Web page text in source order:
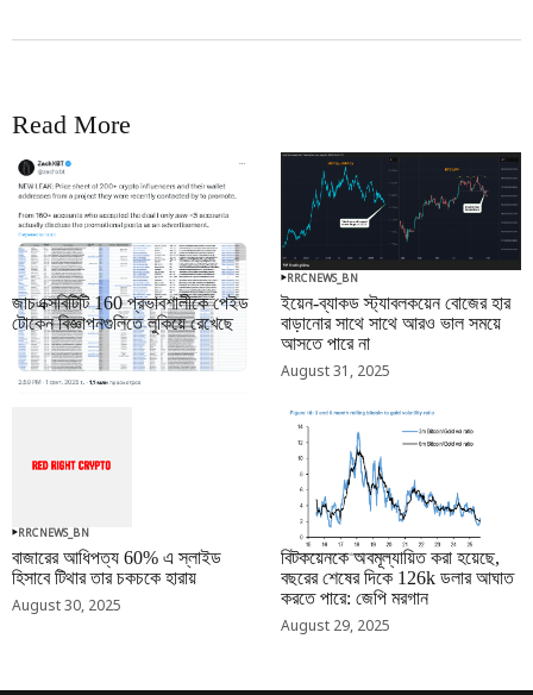
Read More
RRCNEWS_BN
জাচএক্সবিটিটি 160 প্রভাবশালীকে পেইড
টোকেন বিজ্ঞাপনগুলিতে লুকিয়ে রেখেছে
September 01, 2025
RRCNEWS_BN
ইয়েন-ব্যাকড স্ট্যাবলকয়েন বোজের হার
বাড়ানোর সাথে সাথে আরও ভাল সময়ে
আসতে পারে না
August 31, 2025
RRCNEWS_BN
বাজারের আধিপত্য 60% এ স্লাইড
হিসাবে টিথার তার চকচকে হারায়
August 30, 2025
RRCNEWS_BN
বিটকয়েনকে অবমূল্যায়িত করা হয়েছে,
বছরের শেষের দিকে 126k ডলার আঘাত
করতে পারে: জেপি মরগান
August 29, 2025